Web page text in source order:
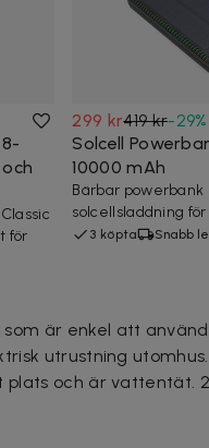
för
299 kr419 kr-29%
Solcell
10000 mAh
Bärbar powerbank
solcellsladdning
3 köpta Snabb
som är enkel att
utrustning
och är vattentät.